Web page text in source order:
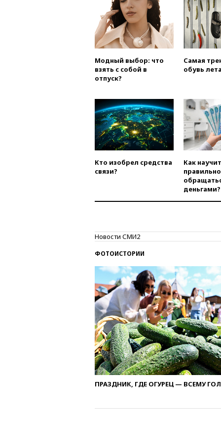
Модный выбор: что
взять с собой в
отпуск?
Самая
обувь
Кто изобрел средства
связи?
Как
правильно
деньгами?
Новости СМИ2
ФОТОИСТОРИИ
ПРАЗДНИК, ГДЕ ОГУРЕЦ — ВСЕМУ